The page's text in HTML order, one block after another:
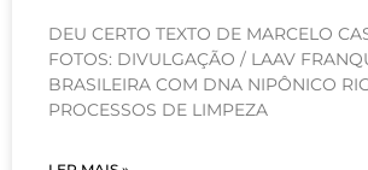
DEU CERTO TEXTO DE MARCELO
FOTOS: DIVULGAÇÃO / LAAV
BRASILEIRA COM DNA NIPÔNICO
PROCESSOS DE LIMPEZA